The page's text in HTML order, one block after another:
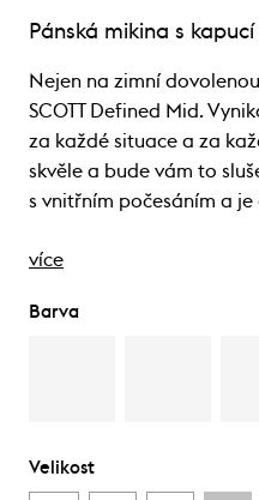
Pánská mikina s kapucí
Nejen na zimní
SCOTT Defined Mid.
za každé situace a za
skvěle a bude vám to
s vnitřním počesáním a
více
Barva
Velikost